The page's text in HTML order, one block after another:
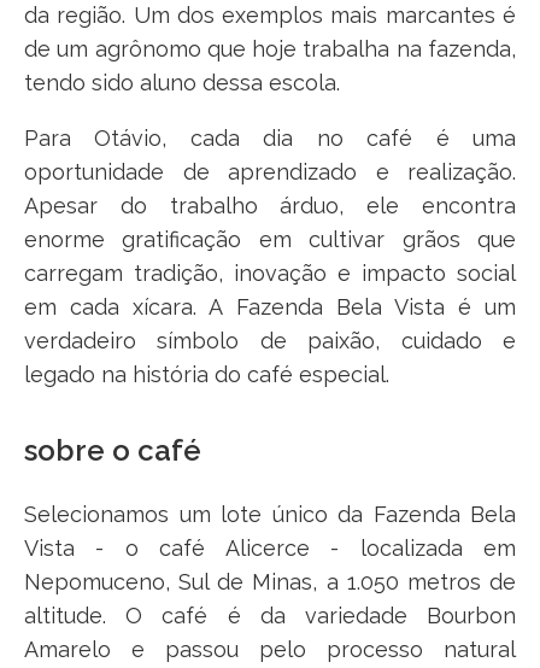
da região. Um dos exemplos mais marcantes é
de um agrônomo que hoje trabalha na fazenda,
tendo sido aluno dessa escola.
Para Otávio, cada dia no café é uma
oportunidade de aprendizado e realização.
Apesar do trabalho árduo, ele encontra
enorme gratificação em cultivar grãos que
carregam tradição, inovação e impacto social
em cada xícara. A Fazenda Bela Vista é um
verdadeiro símbolo de paixão, cuidado e
legado na história do café especial.
sobre o café
Selecionamos um lote único da Fazenda Bela
Vista - o café Alicerce - localizada em
Nepomuceno, Sul de Minas, a 1.050 metros de
altitude. O café é da variedade Bourbon
Amarelo e passou pelo processo natural